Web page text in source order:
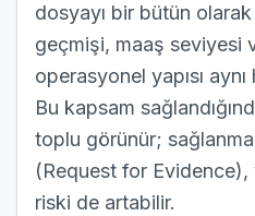
dosyayı bir bütün olarak
geçmişi, maaş seviyesi
operasyonel yapısı aynı
Bu kapsam
toplu görünür;
(Request for
riski de artabilir.